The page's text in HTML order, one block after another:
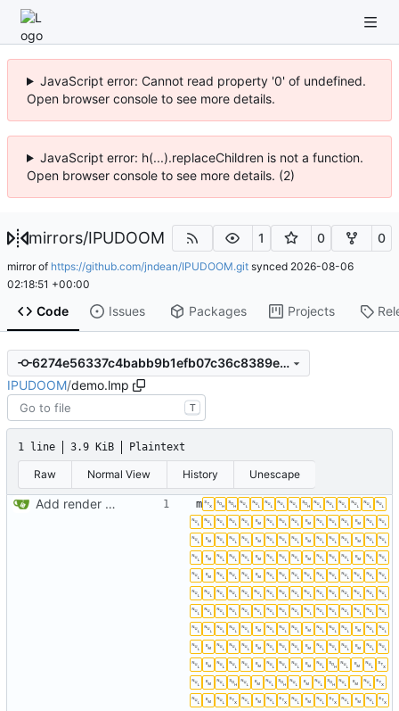
JavaScript error: Cannot read property '0' of undefined.
Open browser console to see more details.
JavaScript error: h(...).replaceChildren is not a function.
Open browser console to see more details. (2)
mirrors/IPUDOOM 1 0 0
mirror of https://github.com/jndean/IPUDOOM.git synced 2026-08-06
02:18:51 +00:00
Code Issues Packages Projects
6274e56337c4babb9b1efb07c36c8389e8487701
IPUDOOM/demo.lmp
T
1 line 3.9 KiB Plaintext
Raw Normal View History Unescape
Add render tile visualisations m